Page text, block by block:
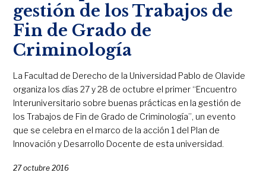
gestión de los Trabajos de
Fin de Grado de
Criminología
La Facultad de Derecho de la Universidad Pablo de Olavide
organiza los días 27 y 28 de octubre el primer “Encuentro
Interuniversitario sobre buenas prácticas en la gestión de
los Trabajos de Fin de Grado de Criminología”, un evento
que se celebra en el marco de la acción 1 del Plan de
Innovación y Desarrollo Docente de esta universidad.
27 octubre 2016